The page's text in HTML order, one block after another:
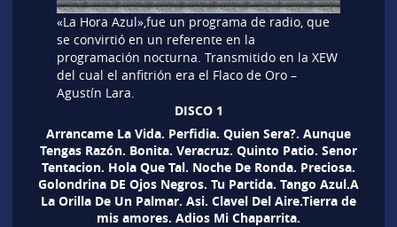
«La Hora Azul»,fue un programa de radio, que
se convirtió en un referente en la
programación nocturna. Transmitido en la XEW
del cual el anfitrión era el Flaco de Oro –
Agustín Lara.
DISCO 1
Arrancame La Vida. Perfidia. Quien Sera?. Aunque
Tengas Razón. Bonita. Veracruz. Quinto Patio. Senor
Tentacion. Hola Que Tal. Noche De Ronda. Preciosa.
Golondrina DE Ojos Negros. Tu Partida. Tango Azul.A
La Orilla De Un Palmar. Asi. Clavel Del Aire.Tierra de
mis amores. Adios Mi Chaparrita.